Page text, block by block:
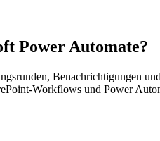
Power Automate?
Workflows und Power